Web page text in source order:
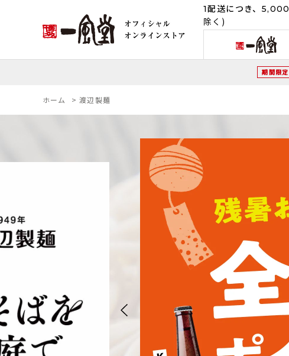
1配送につき、5,000
除く)
期間限定
ホーム >渡辺製麺